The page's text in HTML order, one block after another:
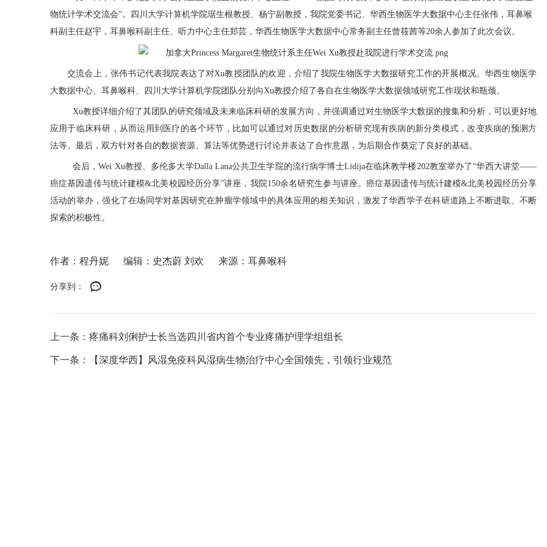
物统计学术交流会”。 四川大学计算机学院琚生根教授、杨宁副 教授 ， 我院党委书记、华西生物医学大数据中心主任张伟， 耳鼻喉
科副主任赵宇， 耳鼻喉科副主任、听力中心主任郑芸， 华西生物医学大数据中心常务副主任曾筱茜等20余人参加了 此次会议。
交流会上， 张伟书记代表我院表达了对Xu教授团队的欢迎， 介绍了我院生物医学大数据研究工作的开展概况。华西生物医学
大数据中心、耳鼻喉科、四川大学计算机学院团队分别向Xu教授介绍了各自在生物医学大数据领域研究工作现状和瓶颈。
Xu教授详细介绍了其团队的研究领域及未来临床科研的发展方向，并强调通过对生物医学大数据的搜集和分析，可以更好地
应用于临床科研，从而运用到医疗的各个环节，比如可以通过对历史数据的分析研究现有疾病的新分类模式，改变疾病的预测方
法等。最后，双方针对各自的数据资源、算法等优势进行讨论并表达了合作意愿，为后期合作奠定了良好的基础。
会后，Wei Xu教授、 多伦多大学Dalla Lana公共卫生学院的流行病学博士Lidija在临床教学楼202教室举办了“华西大讲堂——
癌症基因遗传与统计建模&北美校园经历分享”讲座 ， 我院150余名研究生参与讲座。癌症基因遗传与统计建模&北美校园经历分享
活动的举办，强化了在场同学对基因研究在肿瘤学领域中的具体应用 的相关知识 ，激发了华西学子在科研道路上不断进取 、 不断
探索的积极性。
作者：程丹妮 编辑：史杰蔚 刘欢 来源：耳鼻喉科
分享到：
上一条：疼痛科刘俐护士长当选四川省内首个专业疼痛护理学组组长
下一条：【深度华西】风湿免疫科风湿病生物治疗中心全国领先，引领行业规范